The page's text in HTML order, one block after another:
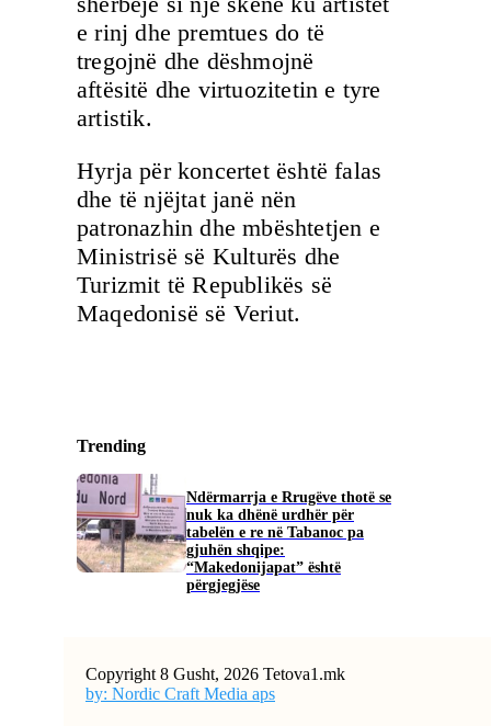
e rinj dhe premtues do të
tregojnë dhe dëshmojnë
aftësitë dhe virtuozitetin e tyre
artistik.
Hyrja për koncertet është falas
dhe të njëjtat janë nën
patronazhin dhe mbështetjen e
Ministrisë së Kulturës dhe
Turizmit të Republikës së
Maqedonisë së Veriut.
Trending
Ndërmarrja e Rrugëve thotë se
nuk ka dhënë urdhër për
tabelën e re në Tabanoc pa
gjuhën shqipe:
“Makedonijapat” është
përgjegjëse
Copyright 8 Gusht, 2026 Tetova1.mk
by: Nordic Craft Media aps